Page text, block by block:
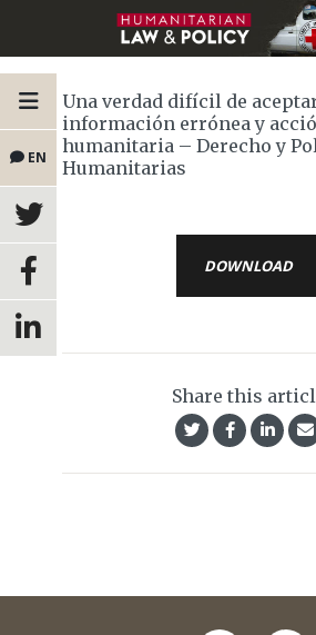
EN
Una verdad difícil de
información errónea y
humanitaria – Derecho y
Humanitarias
DOWNLOAD
Share this